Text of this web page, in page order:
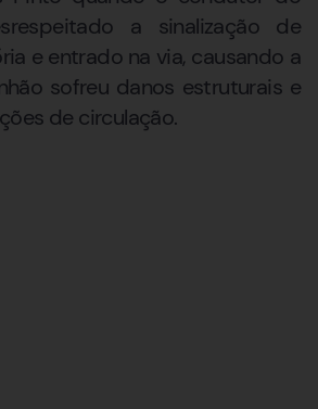
a sinalização de
e entrado na via, causando a
sofreu danos estruturais e
de circulação.